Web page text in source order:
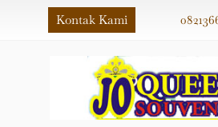
Kontak Kami